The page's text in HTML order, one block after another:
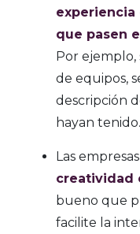
experiencia
que pasen
Por
de equipos,
descripción
hayan tenido.
Las
creatividad
bueno que
facilite la